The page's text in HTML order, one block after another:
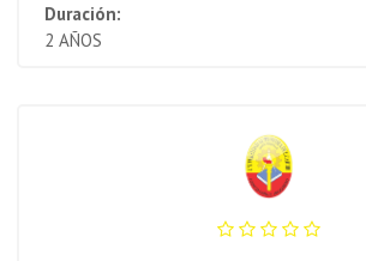
Duración:
2 AÑOS